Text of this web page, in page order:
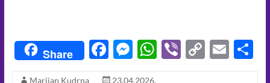
Share
F M WVi C E S
Marijan Kudrna
23.04.2026.